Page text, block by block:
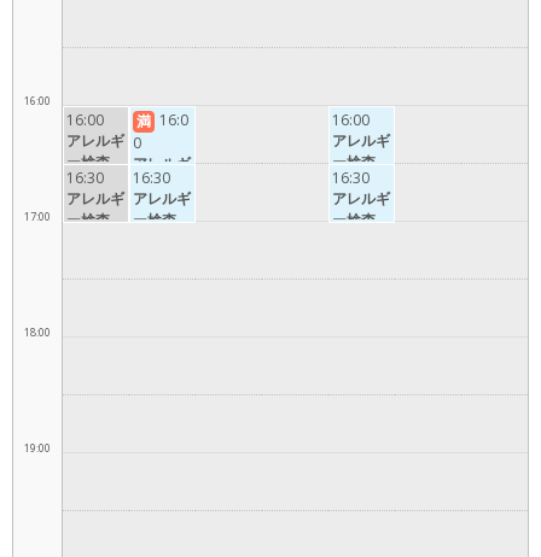
16:00
17:00
18:00
19:00
16:00
アレルギ
ー検査
16:30
アレルギ
ー検査
満 16:0
0
アレルギ
ー検査
16:30
アレルギ
ー検査
16:00
アレルギ
ー検査
16:30
アレルギ
ー検査